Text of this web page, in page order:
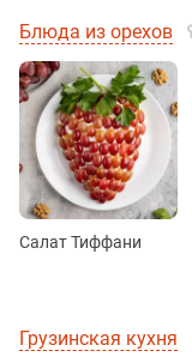
Блюда из орехов
Салат Тиффани
Грузинская кухня